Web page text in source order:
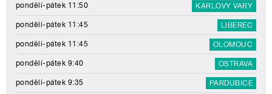
pondělí-pátek 11:50 KARLOVY VARY
pondělí-pátek 11:45 LIBEREC
pondělí-pátek 11:45 OLOMOUC
pondělí-pátek 9:40 OSTRAVA
pondělí-pátek 9:35 PARDUBICE